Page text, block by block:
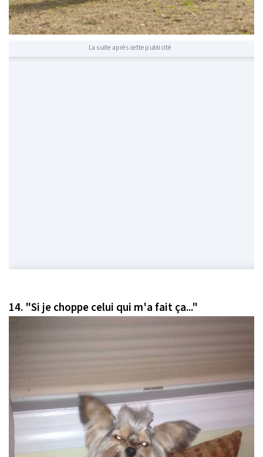
La suite après cette publicité
14. "Si je choppe celui qui m'a fait ça..."